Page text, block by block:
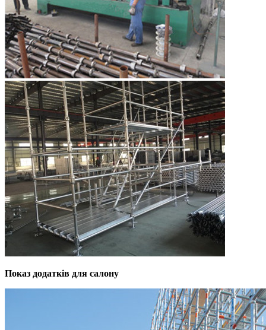
Показ додатків для салону